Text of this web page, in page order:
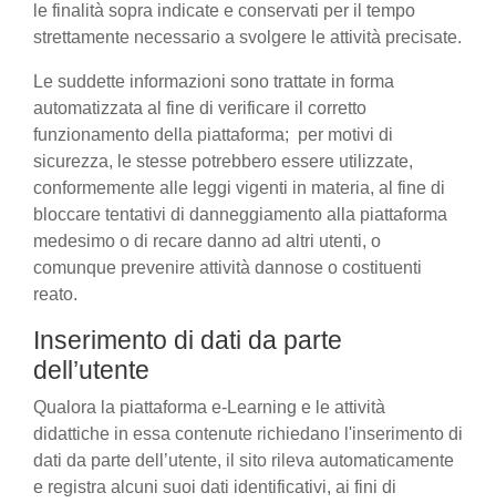
le finalità sopra indicate e conservati per il tempo
strettamente necessario a svolgere le attività precisate.
Le suddette informazioni sono trattate in forma
automatizzata al fine di verificare il corretto
funzionamento della piattaforma; per motivi di
sicurezza, le stesse potrebbero essere utilizzate,
conformemente alle leggi vigenti in materia, al fine di
bloccare tentativi di danneggiamento alla piattaforma
medesimo o di recare danno ad altri utenti, o
comunque prevenire attività dannose o costituenti
reato.
Inserimento di dati da parte
dell’utente
Qualora la piattaforma e-Learning e le attività
didattiche in essa contenute richiedano l'inserimento di
dati da parte dell’utente, il sito rileva automaticamente
e registra alcuni suoi dati identificativi, ai fini di